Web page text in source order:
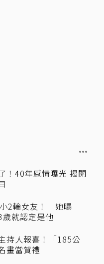
！40年感情曝光 揭開
2輪女友！ 她曝
歲就認定是他
持人報喜！「185公
畫當賀禮